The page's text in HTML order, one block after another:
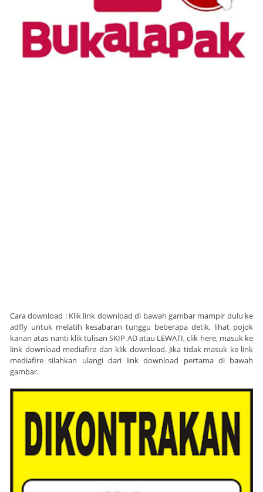
Cara download : Klik link download di bawah gambar mampir dulu ke
adfly untuk melatih kesabaran tunggu beberapa detik, lihat pojok
kanan atas nanti klik tulisan SKIP AD atau LEWATI, clik here, masuk ke
link download mediafire dan klik download. Jika tidak masuk ke link
mediafire silahkan ulangi dari link download pertama di bawah
gambar.